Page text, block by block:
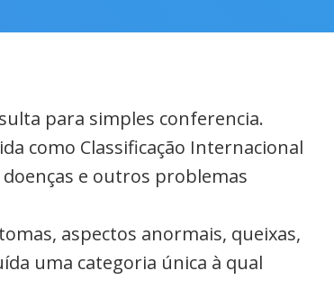
para simples conferencia.
como Classificação Internacional
doenças e outros problemas
aspectos anormais, queixas,
uma categoria única à qual